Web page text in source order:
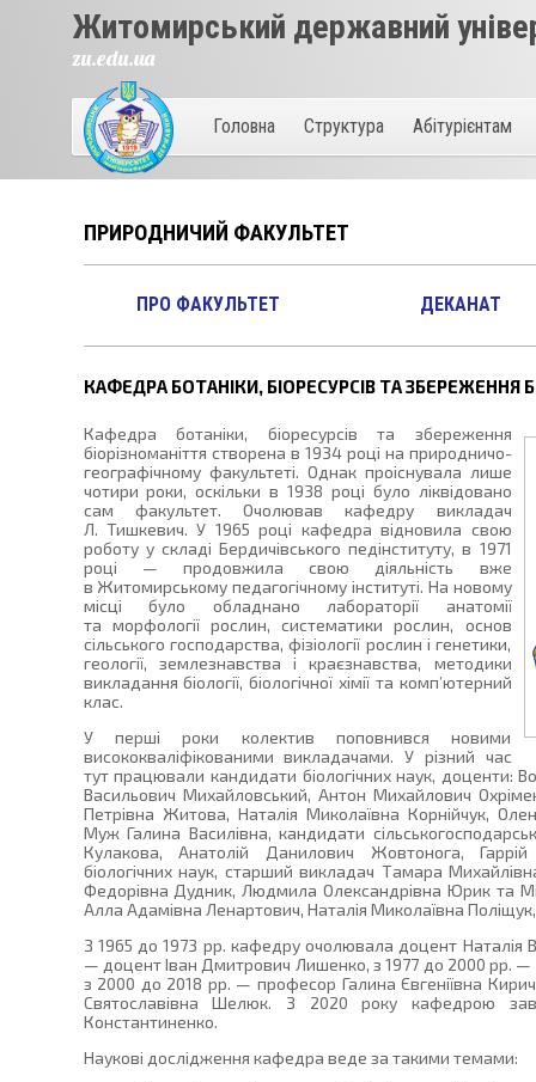
Житомирський державний
zu.edu.ua
Головна Структура Абітурієнтам
ПРИРОДНИЧИЙ ФАКУЛЬТЕТ
ПРО ФАКУЛЬТЕТ ДЕКАНАТ
КАФЕДРА БОТАНІКИ, БІОРЕСУРСІВ ТА ЗБЕРЕЖЕННЯ
Кафедра ботаніки, біоресурсів та збереження
біорізноманіття створена в 1934 році на природничо-
географічному факультеті. Однак проіснувала лише
чотири роки, оскільки в 1938 році було ліквідовано
сам факультет. Очолював кафедру викладач
Л. Тишкевич. У 1965 році кафедра відновила свою
роботу у складі Бердичівського педінституту, в 1971
році — продовжила свою діяльність вже
в Житомирському педагогічному інституті. На новому
місці було обладнано лабораторії анатомії
та морфології рослин, систематики рослин, основ
сільського господарства, фізіології рослин і генетики,
геології, землезнавства і краєзнавства, методики
викладання біології, біологічної хімії та комп’ютерний
клас.
У перші роки колектив поповнився новими
висококваліфікованими викладачами. У різний час
тут працювали кандидати біологічних наук, доценти:
Васильович Михайловський, Антон Михайлович
Петрівна Житова, Наталія Миколаївна Корнійчук,
Муж Галина Василівна, кандидати
Кулакова, Анатолій Данилович Жовтонога,
біологічних наук, старший викладач Тамара
Федорівна Дудник, Людмила Олександрівна Юрик та
Алла Адамівна Ленартович, Наталія Миколаївна
З 1965 до 1973 рр. кафедру очолювала доцент Наталія
— доцент Іван Дмитрович Лишенко, з 1977 до 2000 рр.
з 2000 до 2018 рр. — професор Галина Євгеніївна
Святославівна Шелюк. З 2020 року кафедрою
Константиненко.
Наукові дослідження кафедра веде за такими темами: